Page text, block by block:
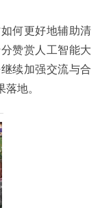
何更好地辅助清
赞赏人工智能大
续加强交流与合
地。